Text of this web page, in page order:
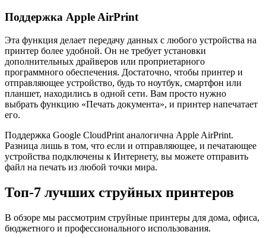
Поддержка Apple AirPrint
Эта функция делает передачу данных с любого устройства на
принтер более удобной. Он не требует установки
дополнительных драйверов или проприетарного
программного обеспечения. Достаточно, чтобы принтер и
отправляющее устройство, будь то ноутбук, смартфон или
планшет, находились в одной сети. Вам просто нужно
выбрать функцию «Печать документа», и принтер напечатает
его.
Поддержка Google CloudPrint аналогична Apple AirPrint.
Разница лишь в том, что если и отправляющее, и печатающее
устройства подключены к Интернету, вы можете отправить
файл на печать из любой точки мира.
Топ-7 лучших струйных принтеров
В обзоре мы рассмотрим струйные принтеры для дома, офиса,
бюджетного и профессионального использования.